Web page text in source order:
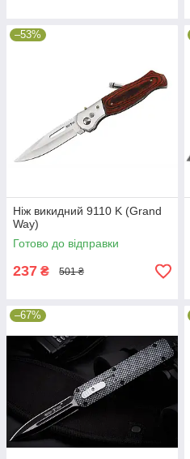
–53%
Ніж викидний 9110 K (Grand
Way)
Готово до відправки
237 ₴ 501 ₴
–67%